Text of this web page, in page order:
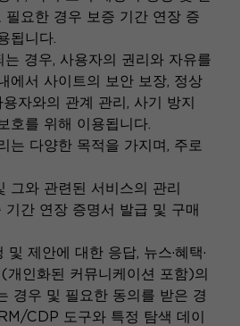
필요한 경우 보증 기간 연장 증
됩니다.
경우, 사용자의 권리와 자유를
에서 사이트의 보안 보장, 정상
자와의 관계 관리, 사기 방지
호를 위해 이용됩니다.
는 다양한 목적을 가지며, 주로
그와 관련된 서비스의 관리
간 연장 증명서 발급 및 구매
제안에 대한 응답, 뉴스·혜택·
개인화된 커뮤니케이션 포함)의
경우 및 필요한 동의를 받은 경
CDP 도구와 특정 탐색 데이